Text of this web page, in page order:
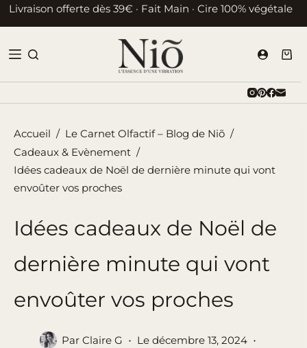
Passer
au
Livraison offerte dès 39€ · Fait Main · Cire 100% végétale
Accueil / Le Carnet Olfactif – Blog de Niõ /
Cadeaux & Evènement /
Idées cadeaux de Noël de dernière minute qui vont
envoûter vos proches
Idées cadeaux de Noël de
dernière minute qui vont
envoûter vos proches
Par Claire G Le décembre 13, 2024